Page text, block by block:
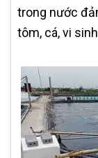
trong nước
tôm, cá, vi